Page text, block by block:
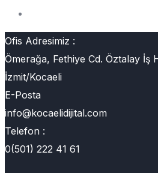
Ofis Adresimiz :
Ömerağa, Fethiye Cd. Öztalay İş
İzmit/Kocaeli
E-Posta
info@kocaelidijital.com
Telefon :
0(501) 222 41 61